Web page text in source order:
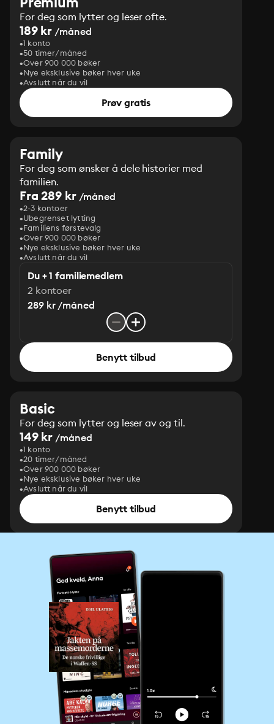
For deg som lytter og leser ofte.
189 kr /måned
1 konto
50 timer/måned
Over 900 000 bøker
Nye eksklusive bøker hver uke
Avslutt når du vil
Prøv gratis
Family
For deg som ønsker å dele historier med
familien.
Fra 289 kr/måned
2-3 kontoer
Ubegrenset lytting
Familiens førstevalg
Over 900 000 bøker
Nye eksklusive bøker hver uke
Avslutt når du vil
Du + 1 familiemedlem
2 kontoer
289 kr /måned
Benytt tilbud
Basic
For deg som lytter og leser av og til.
149 kr /måned
1 konto
20 timer/måned
Over 900 000 bøker
Nye eksklusive bøker hver uke
Avslutt når du vil
Benytt tilbud